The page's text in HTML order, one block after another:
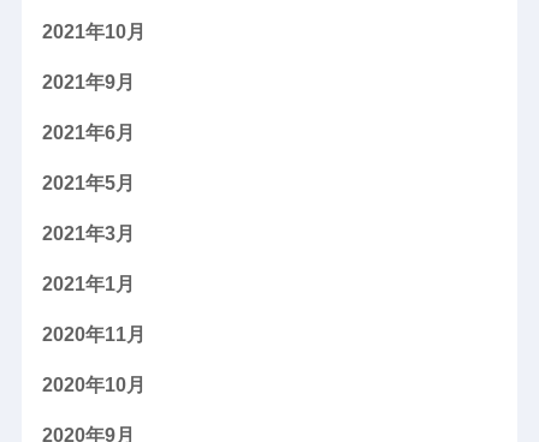
2021年10月
2021年9月
2021年6月
2021年5月
2021年3月
2021年1月
2020年11月
2020年10月
2020年9月